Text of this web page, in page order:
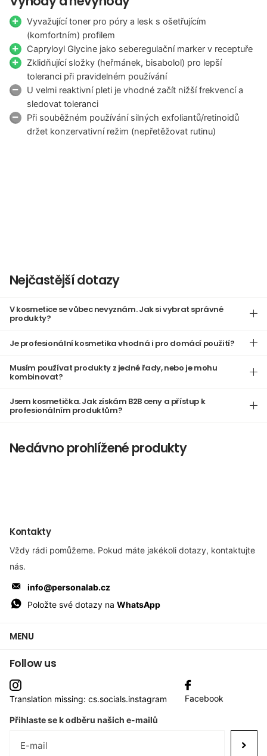
Vyvažující toner pro póry a lesk s ošetřujícím
(komfortním) profilem
Capryloyl Glycine jako seberegulační marker v receptuře
Zklidňující složky (heřmánek, bisabolol) pro lepší
toleranci při pravidelném používání
U velmi reaktivní pleti je vhodné začít nižší frekvencí a
sledovat toleranci
Při souběžném používání silných exfoliantů/retinoidů
držet konzervativní režim (nepřetěžovat rutinu)
Nejčastější dotazy
V kosmetice se vůbec nevyznám. Jak si vybrat správné
produkty?
Je profesionální kosmetika vhodná i pro domácí použití?
Musím používat produkty z jedné řady, nebo je mohu
kombinovat?
Jsem kosmetička. Jak získám B2B ceny a přístup k
profesionálním produktům?
Nedávno prohlížené produkty
Kontakty
Vždy rádi pomůžeme. Pokud máte jakékoli dotazy, kontaktujte
nás.
info@personalab.cz
Položte své dotazy naWhatsApp
MENU
Follow us
Translation missing: cs.socials.instagram Facebook
Přihlaste se k odběru našich e-mailů